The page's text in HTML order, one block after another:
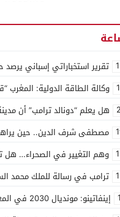
تقرير استخباراتي إسباني يرصد حسابات من الجزائر وأرقاما
وكالة الطاقة الدولية: المغرب
هل يعلم “دونالد ترامب” أن
مصطفى شرف الدين.. حين يراهن
وهم التغيير في الصحراء… هل
ترامب في رسالة للملك محمد
إينفاتينو: مونديال 2030 في المغرب وإسبانيا والبرتغال سيكون “الأجمل في التاريخ”